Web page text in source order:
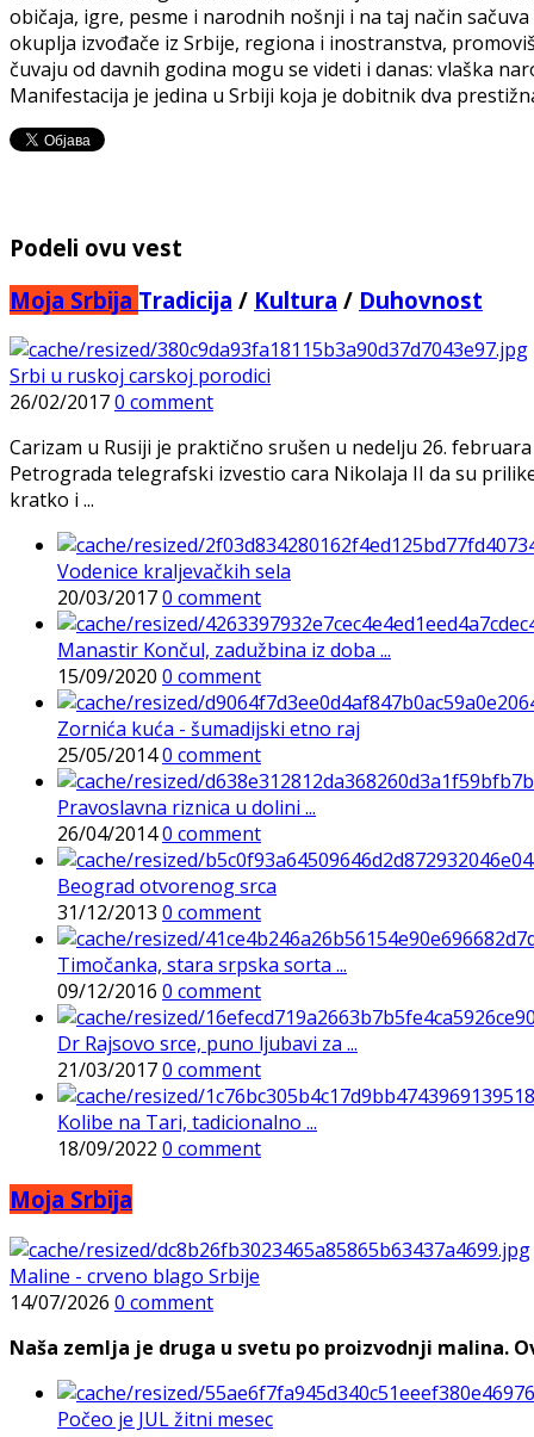
običaja, igre, pesme i narodnih nošnji i na taj način
okuplja izvođače iz Srbije, regiona i inostranstva,
čuvaju od davnih godina mogu se videti i danas: vlaška
Manifestacija je jedina u Srbiji koja je dobitnik dva
Podeli ovu vest
Moja Srbija Tradicija / Kultura / Duhovnost
Srbi u ruskoj carskoj porodici
26/02/20170 comment
Carizam u Rusiji je praktično srušen u nedelju 26.
Petrograda telegrafski izvestio cara Nikolaja II da su
kratko i ...
Vodenice kraljevačkih sela
20/03/20170 comment
Manastir Končul, zadužbina iz doba ...
15/09/2020 0 comment
Zornića kuća - šumadijski etno raj
25/05/20140 comment
Pravoslavna riznica u dolini ...
26/04/20140 comment
Beograd otvorenog srca
31/12/2013 0 comment
Timočanka, stara srpska sorta ...
09/12/2016 0 comment
Dr Rajsovo srce, puno ljubavi za ...
21/03/20170 comment
Kolibe na Tari, tadicionalno ...
18/09/2022 0 comment
Moja Srbija
Maline - crveno blago Srbije
14/07/2026 0 comment
Naša zemlja je druga u svetu po proizvodnji malina.
Počeo je JUL žitni mesec